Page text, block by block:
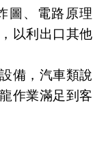
圖、電路原理
以利出口其他
備，汽車類說
作業滿足到客